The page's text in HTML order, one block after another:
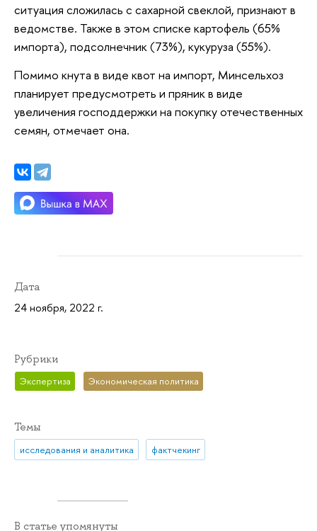
ситуация сложилась с сахарной свеклой, признают в
ведомстве. Также в этом списке картофель (65%
импорта), подсолнечник (73%), кукуруза (55%).
Помимо кнута в виде квот на импорт, Минсельхоз
планирует предусмотреть и пряник в виде
увеличения господдержки на покупку отечественных
семян, отмечает она.
Дата
24 ноября, 2022 г.
Рубрики
Экспертиза Экономическая политика
Темы
исследования и аналитика фактчекинг
В статье упомянуты